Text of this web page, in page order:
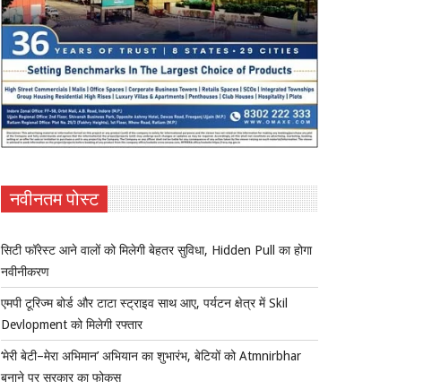
नवीनतम पोस्ट
सिटी फॉरेस्ट आने वालों को मिलेगी बेहतर सुविधा, Hidden Pull का होगा
नवीनीकरण
एमपी टूरिज्म बोर्ड और टाटा स्ट्राइव साथ आए, पर्यटन क्षेत्र में Skil
Devlopment को मिलेगी रफ्तार
‘मेरी बेटी–मेरा अभिमान’ अभियान का शुभारंभ, बेटियों को Atmnirbhar
बनाने पर सरकार का फोकस